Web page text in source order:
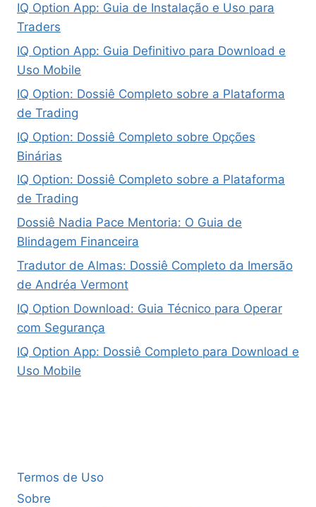
IQ Option App: Guia de Instalação e Uso para
Traders
IQ Option App: Guia Definitivo para Download e
Uso Mobile
IQ Option: Dossiê Completo sobre a Plataforma
de Trading
IQ Option: Dossiê Completo sobre Opções
Binárias
IQ Option: Dossiê Completo sobre a Plataforma
de Trading
Dossiê Nadia Pace Mentoria: O Guia de
Blindagem Financeira
Tradutor de Almas: Dossiê Completo da Imersão
de Andréa Vermont
IQ Option Download: Guia Técnico para Operar
com Segurança
IQ Option App: Dossiê Completo para Download e
Uso Mobile
Termos de Uso
Sobre